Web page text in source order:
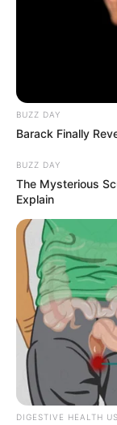
ΔΗΜΟΦΙΛΗ
Η Ρωσία
υποβρύχιο
δοκιμάσει
Δευτέρα, 3
Η Ρωσία
BUZZ DAY
Barack Finally
BUZZ DAY
The Mysterious
Explain
DIGESTIVE HEALTH US